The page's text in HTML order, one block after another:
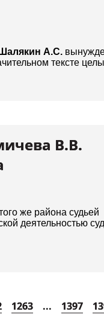
Шалякин А.С.
тексте
В.В.
же района судьей
деятельностью
1263 ... 1397